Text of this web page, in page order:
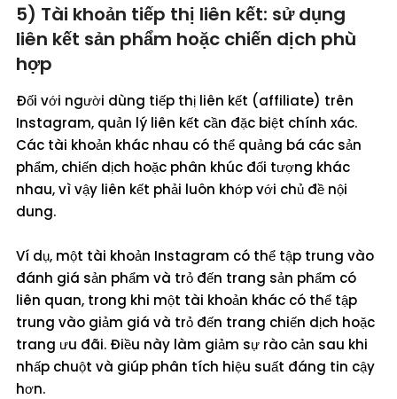
5) Tài khoản tiếp thị liên kết: sử dụng
liên kết sản phẩm hoặc chiến dịch phù
hợp
Đối với người dùng tiếp thị liên kết (affiliate) trên
Instagram, quản lý liên kết cần đặc biệt chính xác.
Các tài khoản khác nhau có thể quảng bá các sản
phẩm, chiến dịch hoặc phân khúc đối tượng khác
nhau, vì vậy liên kết phải luôn khớp với chủ đề nội
dung.
Ví dụ, một tài khoản Instagram có thể tập trung vào
đánh giá sản phẩm và trỏ đến trang sản phẩm có
liên quan, trong khi một tài khoản khác có thể tập
trung vào giảm giá và trỏ đến trang chiến dịch hoặc
trang ưu đãi. Điều này làm giảm sự rào cản sau khi
nhấp chuột và giúp phân tích hiệu suất đáng tin cậy
hơn.